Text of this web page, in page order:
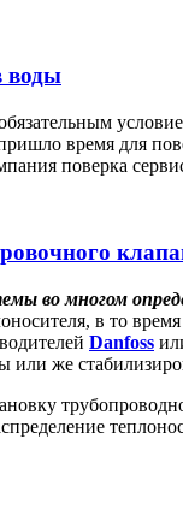
воды
время для
поверка
во многом
в то
Danfoss
же